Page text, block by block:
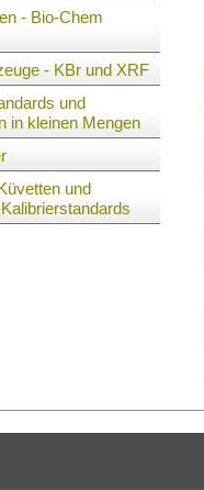
- Bio-Chem
- KBr und XRF
und
in kleinen Mengen
und